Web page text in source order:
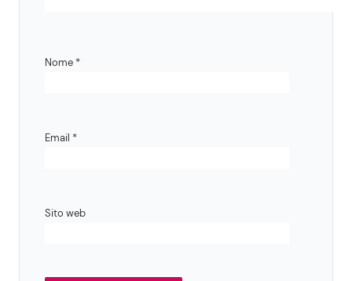
Nome *
Email *
Sito web